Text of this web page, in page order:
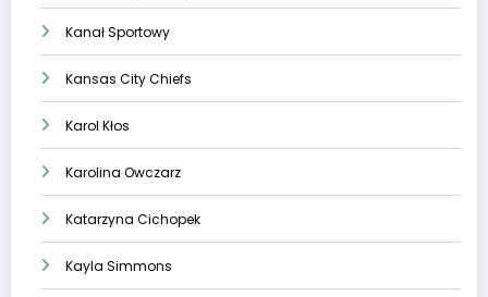
Kanał Sportowy
Kansas City Chiefs
Karol Kłos
Karolina Owczarz
Katarzyna Cichopek
Kayla Simmons